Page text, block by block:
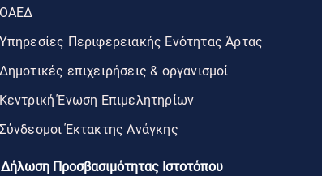
Περιφερειακής Ενότητας Άρτας
επιχειρήσεις & οργανισμοί
Ένωση Επιμελητηρίων
Έκτακτης Ανάγκης
Δήλωση Προσβασιμότητας Ιστοτόπου